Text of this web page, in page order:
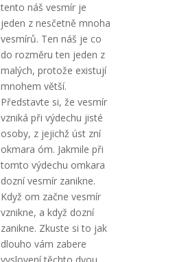
tento náš vesmír je
jeden z nesčetně mnoha
vesmírů. Ten náš je co
do rozměru ten jeden z
malých, protože existují
mnohem větší.
Představte si, že vesmír
vzniká při výdechu jisté
osoby, z jejichž úst zní
okmara óm. Jakmile při
tomto výdechu omkara
dozní vesmír zanikne.
Když om začne vesmír
vznikne, a když dozní
zanikne. Zkuste si to jak
dlouho vám zabere